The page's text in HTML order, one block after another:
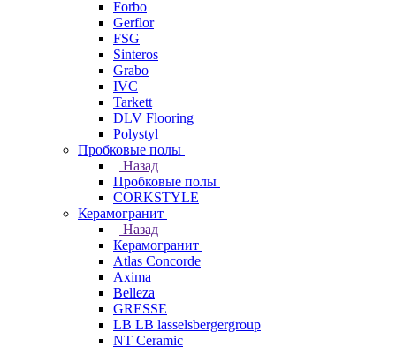
Forbo
Gerflor
FSG
Sinteros
Grabo
IVC
Tarkett
DLV Flooring
Polystyl
Пробковые полы
Назад
Пробковые полы
CORKSTYLE
Керамогранит
Назад
Керамогранит
Atlas Concorde
Axima
Belleza
GRESSE
LB LB lasselsbergergroup
NT Ceramic